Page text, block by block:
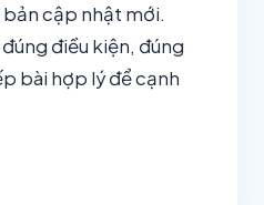
bản cập nhật mới.
điều kiện, đúng
bài hợp lý để cạnh